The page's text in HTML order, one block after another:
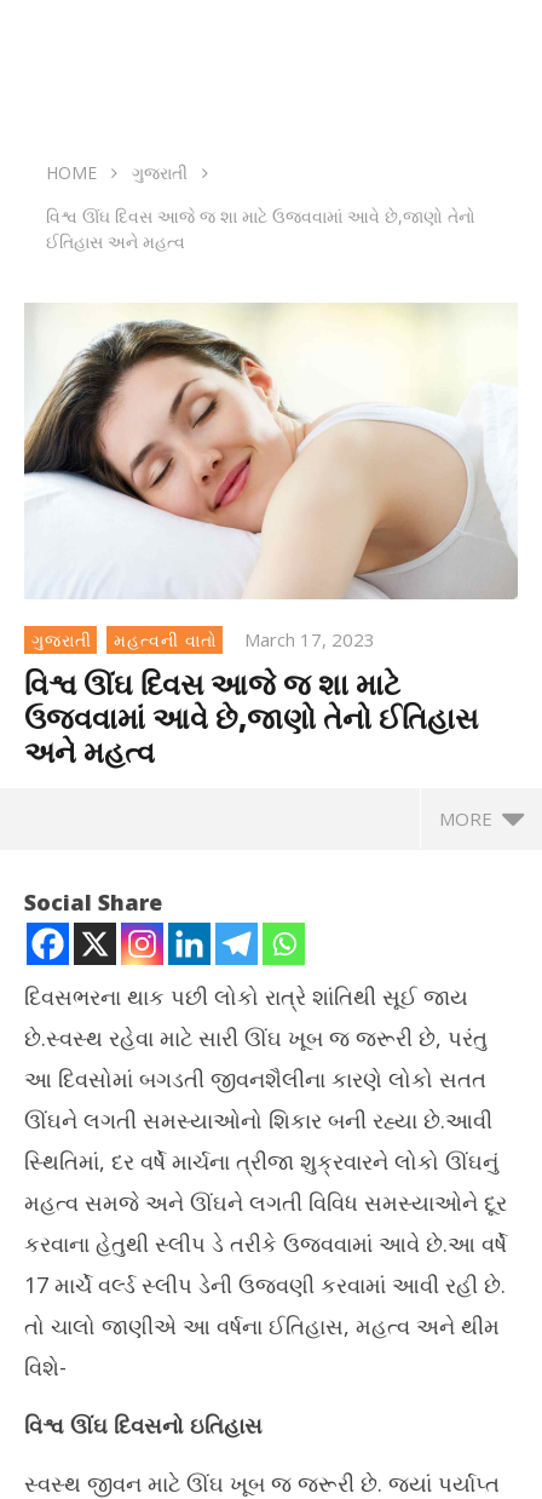
HOME
ગુજરાતી
વિશ્વ ઊંઘ દિવસ આજે જ શા માટે ઉજવવામાં આવે છે,જાણો તેનો
ઈતિહાસ અને મહત્વ
ગુજરાતી મહત્વની વાતો March 17, 2023
વિશ્વ ઊંઘ દિવસ આજે જ શા માટે
ઉજવવામાં આવે છે,જાણો તેનો ઈતિહાસ
અને મહત્વ
MORE
NOW VIEWING
વિશ્વ ઊંઘ દિવસ આજે જ શા માટે ઉજવવામાં આવે છે,જાણો તેનો
ઈતિહાસ અને મહત્વ
March
17,
2023
Social Share
દિવસભરના થાક પછી લોકો રાત્રે શાંતિથી સૂઈ જાય
છે.સ્વસ્થ રહેવા માટે સારી ઊંઘ ખૂબ જ જરૂરી છે, પરંતુ
આ દિવસોમાં બગડતી જીવનશૈલીના કારણે લોકો સતત
ઊંઘને ​​લગતી સમસ્યાઓનો શિકાર બની રહ્યા છે.આવી
સ્થિતિમાં, દર વર્ષે માર્ચના ત્રીજા શુક્રવારને લોકો ઊંઘનું
મહત્વ સમજે અને ઊંઘને ​​લગતી વિવિધ સમસ્યાઓને દૂર
કરવાના હેતુથી સ્લીપ ડે તરીકે ઉજવવામાં આવે છે.આ વર્ષે
17 માર્ચે વર્લ્ડ સ્લીપ ડેની ઉજવણી કરવામાં આવી રહી છે.
તો ચાલો જાણીએ આ વર્ષના ઈતિહાસ, મહત્વ અને થીમ
વિશે-
વિશ્વ ઊંઘ દિવસનો ઇતિહાસ
સ્વસ્થ જીવન માટે ઊંઘ ખૂબ જ જરૂરી છે. જ્યાં પર્યાપ્ત